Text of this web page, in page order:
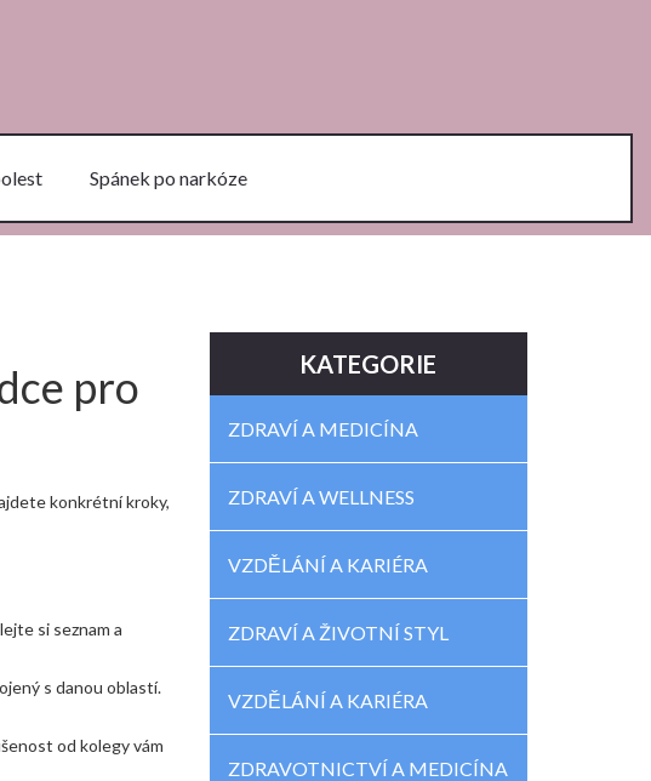
Spánek po narkóze
pro
konkrétní kroky,
si seznam a
s danou oblastí.
od kolegy vám
KATEGORIE
ZDRAVÍ A MEDICÍNA
ZDRAVÍ A WELLNESS
VZDĚLÁNÍ A KARIÉRA
ZDRAVÍ A ŽIVOTNÍ STYL
VZDĚLÁNÍ A KARIÉRA
ZDRAVOTNICTVÍ A MEDICÍNA